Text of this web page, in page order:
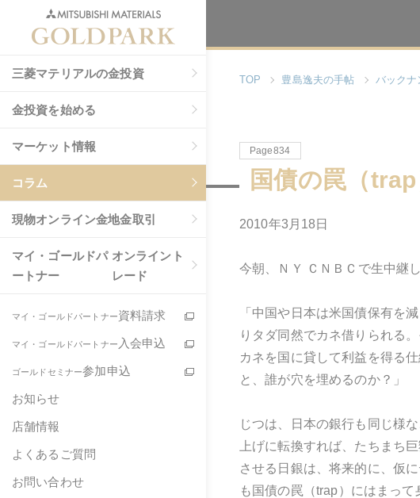
三菱マテリアルの金投資
金投資を始める
マーケット情報
コラム
現物オンライン金地金取引
マイ・ゴールドパ
ートナー
オンライント
レード
マイ・ゴールドパートナー資料請求
マイ・ゴールドパートナー 入会申込
ゴールドセミナー参加申込
お知らせ
店舗情報
よくあるご質問
お問い合わせ
TOP 豊島逸夫の手帖 バックナ
Page834
国債の罠（trap
2010年3月18日
今朝、ＮＹ ＣＮＢＣで生中継
「中国や日本は米国債保有を
りタダ同然でカネ借りられる
カネを国に貸して利益を得る
と、誰が穴を埋めるのか？」
じつは、日本の銀行も同じ様
上げに転換すれば、たちまち
させる日銀は、将来的に、仮
も国債の罠（trap）にはまって